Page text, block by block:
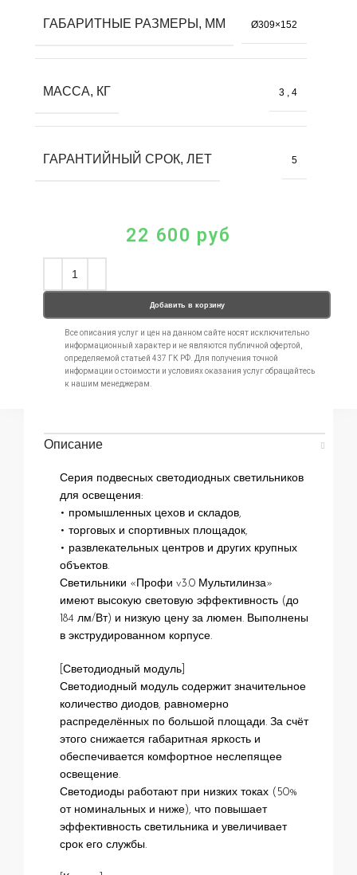
ГАБАРИТНЫЕ РАЗМЕРЫ, ММ Ø309×152
МАССА, КГ 3 , 4
ГАРАНТИЙНЫЙ СРОК, ЛЕТ 5
22 600 руб
Добавить в корзину
Все описания услуг и цен на данном сайте носят исключительно
информационный характер и не являются публичной офертой,
определяемой статьей 437 ГК РФ. Для получения точной
информации о стоимости и условиях оказания услуг обращайтесь
к нашим менеджерам.
Описание
Серия подвесных светодиодных светильников
для освещения:
• промышленных цехов и складов,
• торговых и спортивных площадок,
• развлекательных центров и других крупных
объектов.
Светильники «Профи v3.0 Мультилинза»
имеют высокую световую эффективность (до
184 лм/Вт) и низкую цену за люмен. Выполнены
в экструдированном корпусе.
[Светодиодный модуль]
Светодиодный модуль содержит значительное
количество диодов, равномерно
распределённых по большой площади. За счёт
этого снижается габаритная яркость и
обеспечивается комфортное неслепящее
освещение.
Светодиоды работают при низких токах (50%
от номинальных и ниже), что повышает
эффективность светильника и увеличивает
срок его службы.